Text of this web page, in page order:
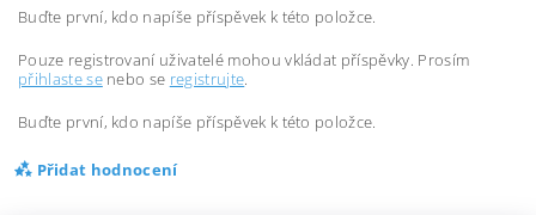
Buďte první, kdo napíše příspěvek k této položce.
Pouze registrovaní uživatelé mohou vkládat příspěvky. Prosím
přihlaste senebo se registrujte.
Buďte první, kdo napíše příspěvek k této položce.
Přidat hodnocení